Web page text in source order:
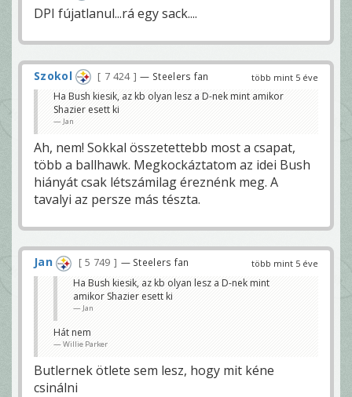
DPI fújatlanul...rá egy sack....
több mint 5 éve
Szokol 7 424 — Steelers fan
Ha Bush kiesik, az kb olyan lesz a D-nek mint amikor
Shazier esett ki
Jan
Ah, nem! Sokkal összetettebb most a csapat,
több a ballhawk. Megkockáztatom az idei Bush
hiányát csak létszámilag éreznénk meg. A
tavalyi az persze más tészta.
több mint 5 éve
Jan 5 749 — Steelers fan
Ha Bush kiesik, az kb olyan lesz a D-nek mint
amikor Shazier esett ki
Jan
Hát nem
Willie Parker
Butlernek ötlete sem lesz, hogy mit kéne
csinálni